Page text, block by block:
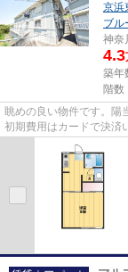
京浜
ブル
神奈
4.3
築年
階数
眺めの良い物件です。陽
初期費用はカードで決済
となら、地域に密着した